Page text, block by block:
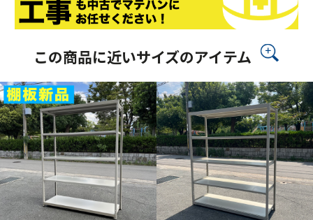
この商品に近いサイズのアイテム